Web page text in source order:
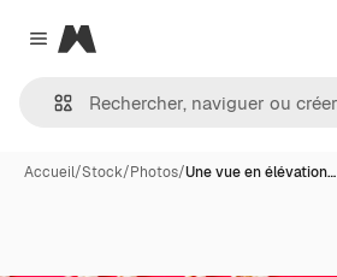
Close menu
Magnific
Accueil/Stock/Photos/Une vue en élévation…